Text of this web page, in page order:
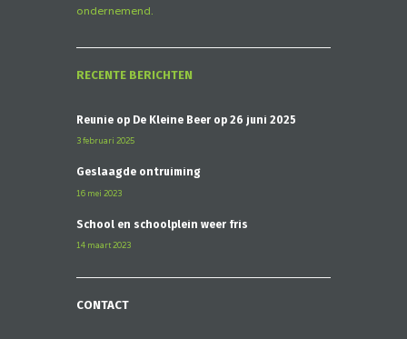
ondernemend.
RECENTE BERICHTEN
Reünie op De Kleine Beer op 26 juni 2025
3 februari 2025
Geslaagde ontruiming
16 mei 2023
School en schoolplein weer fris
14 maart 2023
CONTACT